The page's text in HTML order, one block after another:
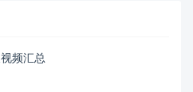
频汇总